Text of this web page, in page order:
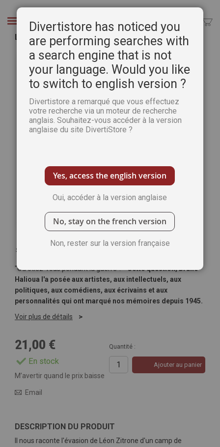
Chercher
Leur Seconde Guerre mondiale - Bruno Halioua
Passer
galerie
d’images
Soyez le premier à commenter ce produit
"Où étiez-vous pendant la guerre ? "Cette question, Bruno
Halioua l'a posée aux artistes, aux intellectuels, aux
politiques, aux comédiens, aux écrivains et aux
personnalités qui ont marqué nos mémoires depuis 1945.
Voir plus de détails
21,00 €
En stock
Quantité :
Ajouter au panier
M’avertir quand le prix baisse
Email
DESCRIPTION DU PRODUIT
Il nous raconte l'évasion de Léon Zitrone d'un camp de
Divertistore has noticed you
are performing searches with
a search engine that is not
your language. Would you like
to switch to english version ?
Divertistore a remarqué que vous effectuez
votre recherche via un moteur de recherche
anglais. Souhaitez-vous accéder à la version
anglaise du site DivertiStore ?
Yes, access the english version
Oui, accéder à la version anglaise
No, stay on the french version
Non, rester sur la version française